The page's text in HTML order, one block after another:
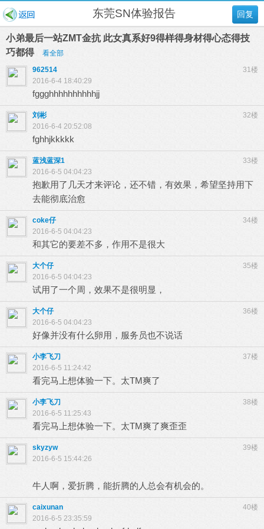
回复
东莞SN体验报告
小弟最后一站ZMT金抗 此女真系好9得样得身材得心态得技
巧都得
看全部
31楼
962514
2016-6-4 18:40:29
fggghhhhhhhhhhjj
32楼
刘彬
2016-6-4 20:52:08
fghhjkkkkk
33楼
蓝浅蓝深1
2016-6-5 04:04:23
抱歉用了几天才来评论，还不错，有效果，希望坚持用下
去能彻底治愈
34楼
coke仔
2016-6-5 04:04:23
和其它的要差不多，作用不是很大
35楼
大个仔
2016-6-5 04:04:23
试用了一个周，效果不是很明显，
36楼
大个仔
2016-6-5 04:04:23
好像并没有什么卵用，服务员也不说话
37楼
小李飞刀
2016-6-5 11:24:42
看完马上想体验一下。太TM爽了
38楼
小李飞刀
2016-6-5 11:25:43
看完马上想体验一下。太TM爽了爽歪歪
39楼
skyzyw
2016-6-5 15:44:26
牛人啊，爱折腾，能折腾的人总会有机会的。
40楼
caixunan
2016-6-5 23:35:59